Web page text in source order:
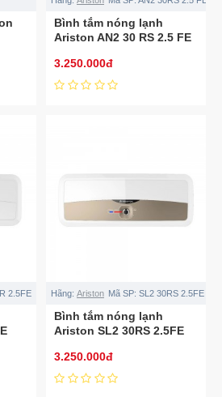
Bình tắm nóng lạnh
Ariston AN2 30 RS 2.5 FE
3.250.000đ
2.5FE Hãng: Ariston Mã SP: SL2 30RS 2.5FE
Bình tắm nóng lạnh
Ariston SL2 30RS 2.5FE
3.250.000đ